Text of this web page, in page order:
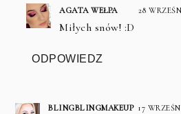
AGATA WEŁPA 28
Miłych snów! :D
ODPOWIEDZ
BLINGBLINGMAKEUP 17